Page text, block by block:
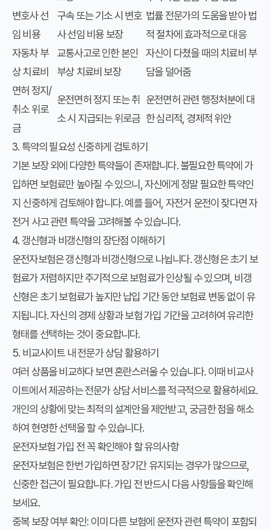
변호사 선
임 비용
구속 또는 기소 시 변호
사 선임 비용 보장
법률 전문가의 도움을 받아 법
적 절차에 효과적으로 대응
자동차 부
상 치료비
교통사고로 인한 본인
부상 치료비 보장
자신이 다쳤을 때의 치료비 부
담을 덜어줌
면허 정지/
취소 위로
금
운전면허 정지 또는 취
소 시 지급되는 위로금
운전면허 관련 행정처분에 대
한 심리적, 경제적 위안
3. 특약의 필요성 신중하게 검토하기
기본 보장 외에 다양한 특약들이 존재합니다. 불필요한 특약에 가
입하면 보험료만 높아질 수 있으니, 자신에게 정말 필요한 특약인
지 신중하게 검토해야 합니다. 예를 들어, 자전거 운전이 잦다면 자
전거 사고 관련 특약을 고려해볼 수 있습니다.
4. 갱신형과 비갱신형의 장단점 이해하기
운전자보험은 갱신형과 비갱신형으로 나뉩니다. 갱신형은 초기 보
험료가 저렴하지만 주기적으로 보험료가 인상될 수 있으며, 비갱
신형은 초기 보험료가 높지만 납입 기간 동안 보험료 변동 없이 유
지됩니다. 자신의 경제 상황과 보험 가입 기간을 고려하여 유리한
형태를 선택하는 것이 중요합니다.
5. 비교사이트 내 전문가 상담 활용하기
여러 상품을 비교하다 보면 혼란스러울 수 있습니다. 이때 비교사
이트에서 제공하는 전문가 상담 서비스를 적극적으로 활용하세요.
개인의 상황에 맞는 최적의 설계안을 제안받고, 궁금한 점을 해소
하여 현명한 선택을 할 수 있습니다.
운전자보험 가입 전 꼭 확인해야 할 유의사항
운전자보험은 한번 가입하면 장기간 유지되는 경우가 많으므로,
신중한 접근이 필요합니다. 가입 전 반드시 다음 사항들을 확인해
보세요.
중복 보장 여부 확인: 이미 다른 보험에 운전자 관련 특약이 포함되